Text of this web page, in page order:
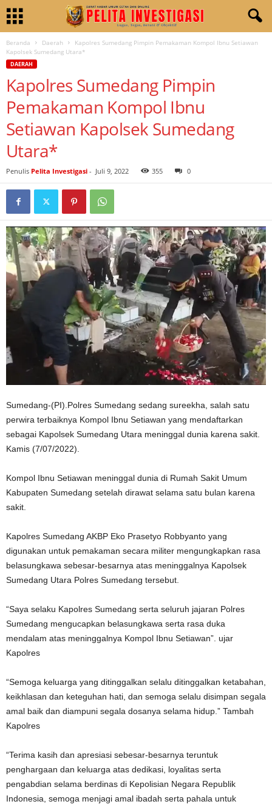
Beranda Daerah
Kapolres Sumedang Pimpin Pemakaman Kompol Ibnu Setiawan
Kapolsek Sumedang Utara*
DAERAH
Kapolres Sumedang Pimpin
Pemakaman Kompol Ibnu
Setiawan Kapolsek Sumedang
Utara*
Penulis Pelita Investigasi - Juli 9, 2022 355 0
Sumedang-(PI).Polres Sumedang sedang sureekha, salah satu
perwira terbaiknya Kompol Ibnu Setiawan yang mendaftarkan
sebagai Kapolsek Sumedang Utara meninggal dunia karena sakit.
Kamis (7/07/2022).
Kompol Ibnu Setiawan meninggal dunia di Rumah Sakit Umum
Kabupaten Sumedang setelah dirawat selama satu bulan karena
sakit.
Kapolres Sumedang AKBP Eko Prasetyo Robbyanto yang
digunakan untuk pemakaman secara militer mengungkapkan rasa
belasungkawa sebesar-besarnya atas meninggalnya Kapolsek
Sumedang Utara Polres Sumedang tersebut.
“Saya selaku Kapolres Sumedang serta seluruh jajaran Polres
Sumedang mengucapkan belasungkawa serta rasa duka
mendalam atas meninggalnya Kompol Ibnu Setiawan”. ujar
Kapolres
“Semoga keluarga yang ditinggalkan selalu ditinggalkan ketabahan,
keikhlasan dan keteguhan hati, dan semoga selalu disimpan segala
amal baik dan diampuni segala dosanya selama hidup.” Tambah
Kapolres
“Terima kasih dan apresiasi sebesar-besarnya teruntuk
penghargaan dan keluarga atas dedikasi, loyalitas serta
pengabdian selama berdinas di Kepolisian Negara Republik
Indonesia, semoga menjagi amal ibadah serta pahala untuk